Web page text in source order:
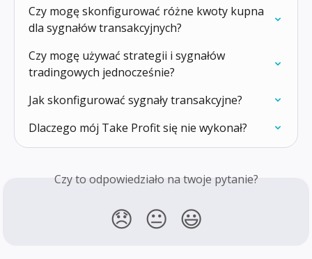
Czy mogę skonfigurować różne kwoty kupna
dla sygnałów transakcyjnych?
Czy mogę używać strategii i sygnałów
tradingowych jednocześnie?
Jak skonfigurować sygnały transakcyjne?
Dlaczego mój Take Profit się nie wykonał?
Czy to odpowiedziało na twoje pytanie?
😞 😐 😃